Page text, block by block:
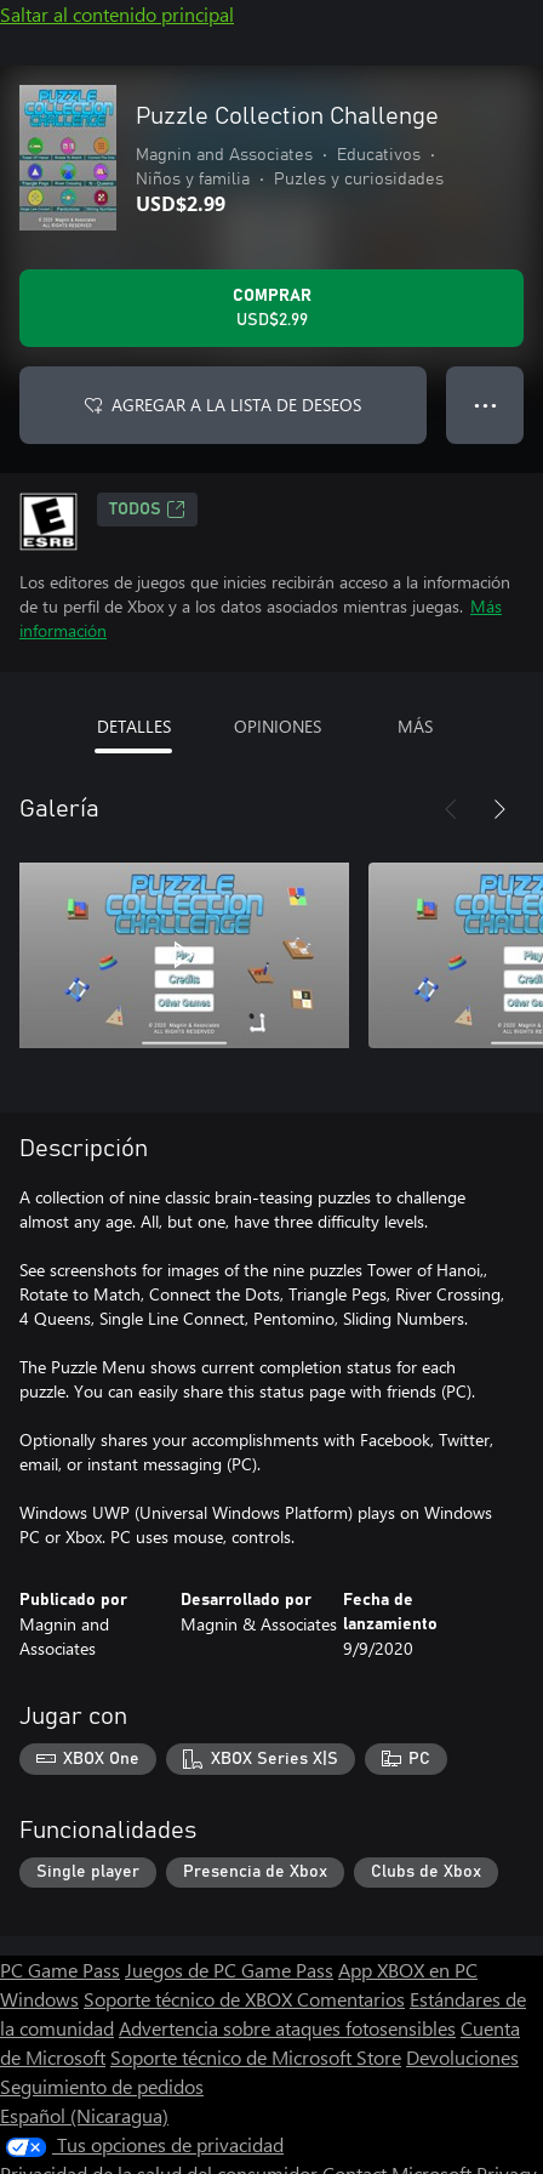
Saltar al contenido principal
Puzzle Collection Challenge
Magnin and Associates • Educativos
•
Niños y familia
• Puzles y curiosidades
USD$2.99
COMPRAR
USD$2.99
AGREGAR A LA LISTA DE DESEOS ● ● ●
TODOS
Los editores de juegos que inicies recibirán acceso a la información
de tu perfil de Xbox y a los datos asociados mientras juegas. Más
información
DETALLES OPINIONES MÁS
Galería
Descripción
A collection of nine classic brain-teasing puzzles to challenge
almost any age. All, but one, have three difficulty levels.
See screenshots for images of the nine puzzles Tower of Hanoi,,
Rotate to Match, Connect the Dots, Triangle Pegs, River Crossing,
4 Queens, Single Line Connect, Pentomino, Sliding Numbers.
The Puzzle Menu shows current completion status for each
puzzle. You can easily share this status page with friends (PC).
Optionally shares your accomplishments with Facebook, Twitter,
email, or instant messaging (PC).
Windows UWP (Universal Windows Platform) plays on Windows
PC or Xbox. PC uses mouse, controls.
Publicado por
Magnin and
Associates
Desarrollado por
Magnin & Associates
Fecha de
lanzamiento
9/9/2020
Jugar con
XBOX One XBOX Series X|S PC
Funcionalidades
Single player Presencia de Xbox Clubs de Xbox
PC Game Pass Juegos de PC Game Pass App XBOX en PC
Windows Soporte técnico de XBOXComentarios Estándares de
la comunidad Advertencia sobre ataques fotosensibles Cuenta
de Microsoft Soporte técnico de Microsoft Store Devoluciones
Seguimiento de pedidos
Español (Nicaragua)
Tus opciones de privacidad